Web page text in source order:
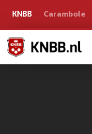
KNBB Carambole